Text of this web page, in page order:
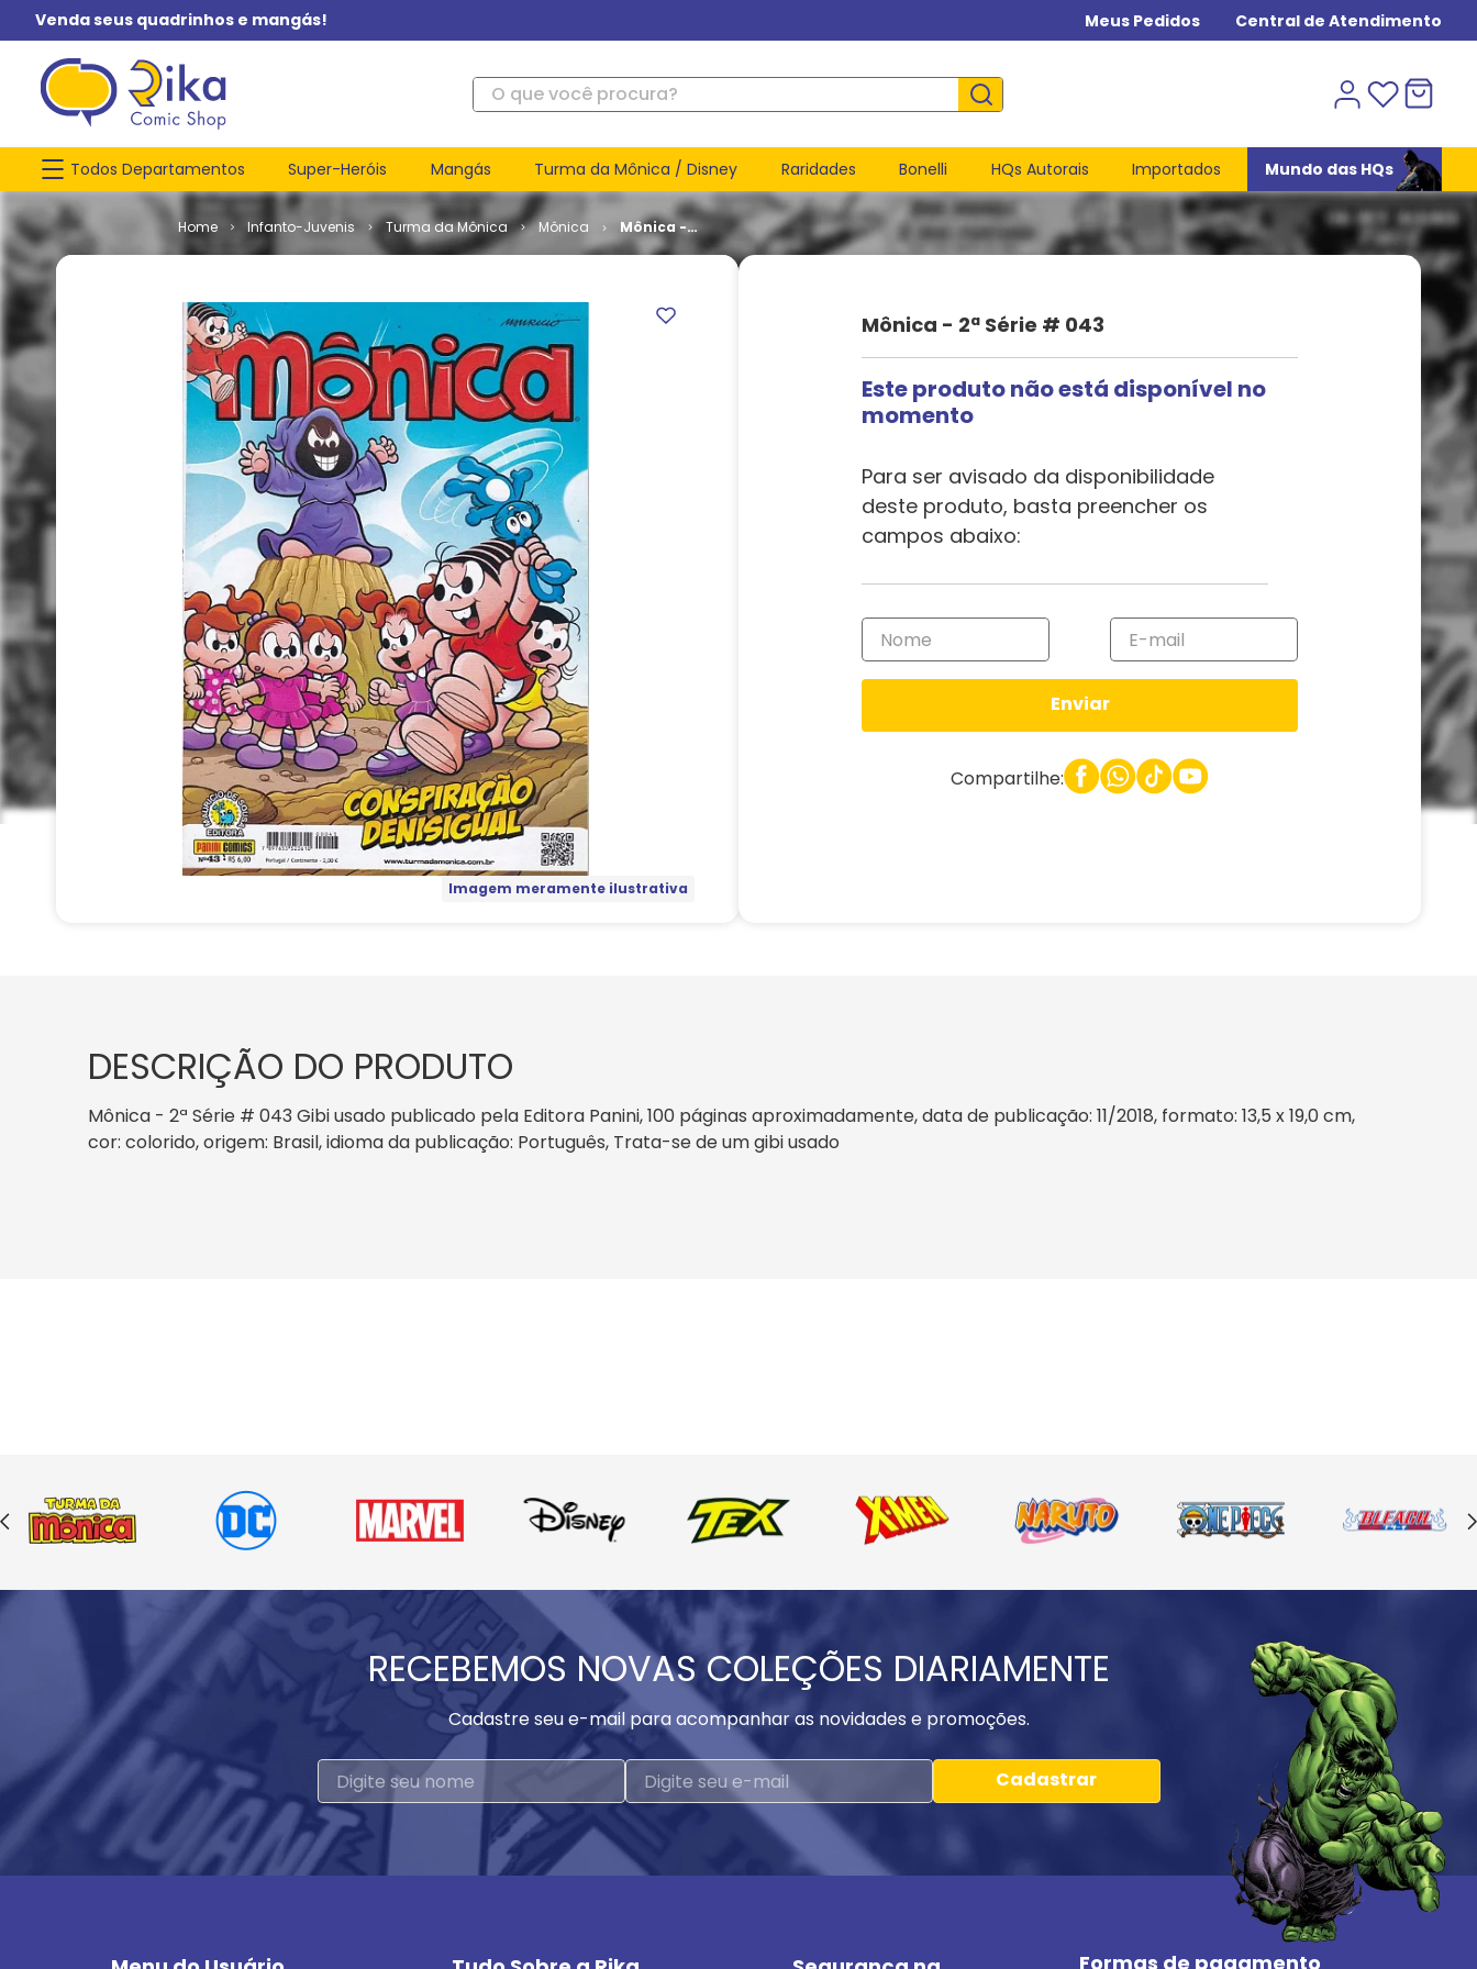
Venda seus quadrinhos e mangás! Meus Pedidos Central de Atendimento
O que você procura?
Todos Departamentos Super-Heróis Mangás Turma da Mônica / Disney Raridades Bonelli HQs Autorais Importados Mundo das HQs
Infanto-Juvenis Turma da Mônica Mônica
Mônica -
2ª Série #
Imagem meramente ilustrativa
Mônica - 2ª Série # 043
Este produto não está disponível no
momento
Para ser avisado da disponibilidade
deste produto, basta preencher os
campos abaixo:
Enviar
Compartilhe:
DESCRIÇÃO DO PRODUTO
Mônica - 2ª Série # 043 Gibi usado publicado pela Editora Panini, 100 páginas aproximadamente, data de publicação: 11/2018, formato: 13,5 x 19,0 cm,
cor: colorido, origem: Brasil, idioma da publicação: Português, Trata-se de um gibi usado
RECEBEMOS NOVAS COLEÇÕES DIARIAMENTE
Cadastre seu e-mail para acompanhar as novidades e promoções.
Cadastrar
Formas de pagamento